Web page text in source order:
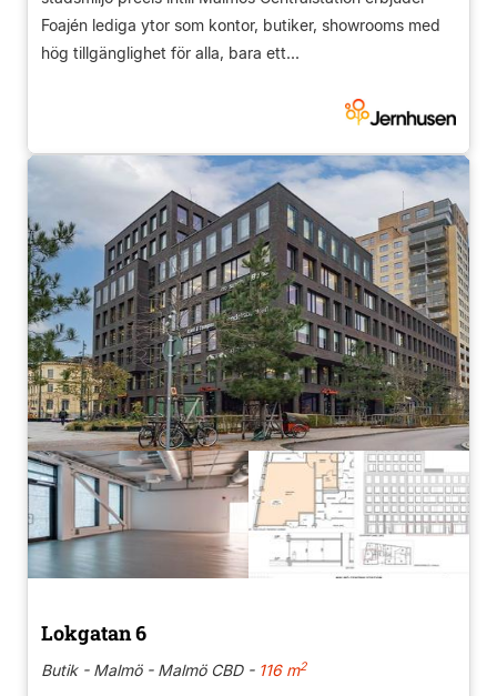
Foajén lediga ytor som kontor, butiker, showrooms med
hög tillgänglighet för alla, bara ett...
Lokgatan 6
Butik - Malmö - Malmö CBD -116 m2